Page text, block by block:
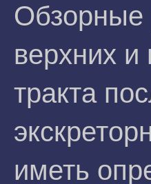
Обзорные
верхних и
тракта
иметь